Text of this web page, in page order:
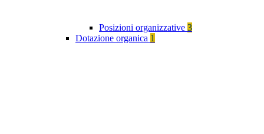
Posizioni organizzative 3
Dotazione organica 1